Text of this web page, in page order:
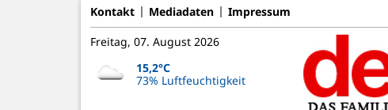
Kontakt Mediadaten Impressum
Freitag, 07. August 2026
15,2°C
73% Luftfeuchtigkeit